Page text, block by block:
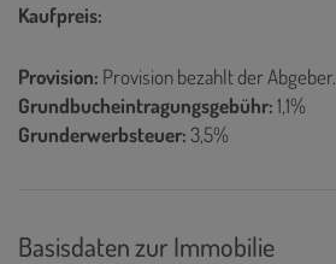
Kaufpreis:
Provision: Provision bezahlt der Abgeber.
Grundbucheintragungsgebühr:1,1%
Grunderwerbsteuer:3,5%
Basisdaten zur Immobilie